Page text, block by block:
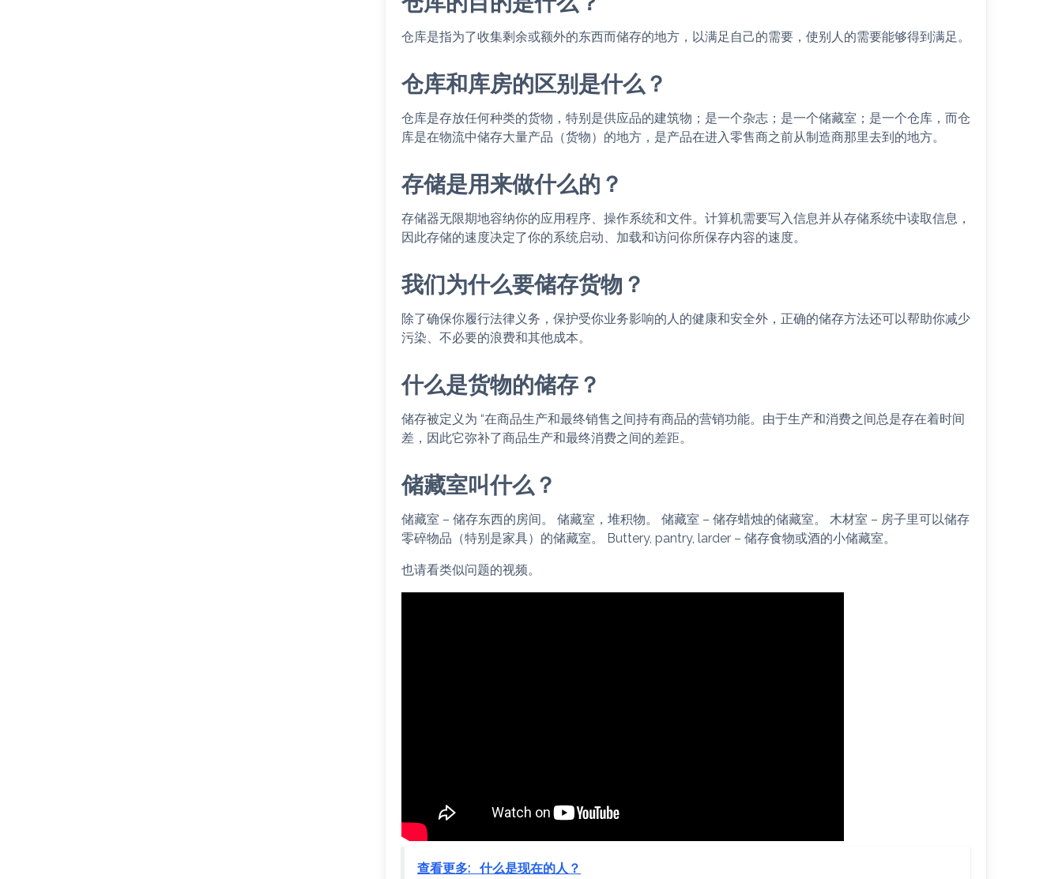
仓库是指为了收集剩余或额外的东西而储存的地方，以满足自己的需要，使别人的需要能够得到满足。
仓库和库房的区别是什么？
仓库是存放任何种类的货物，特别是供应品的建筑物；是一个杂志；是一个储藏室；是一个仓库，而仓
库是在物流中储存大量产品（货物）的地方，是产品在进入零售商之前从制造商那里去到的地方。
存储是用来做什么的？
存储器无限期地容纳你的应用程序、操作系统和文件。计算机需要写入信息并从存储系统中读取信息，
因此存储的速度决定了你的系统启动、加载和访问你所保存内容的速度。
我们为什么要储存货物？
除了确保你履行法律义务，保护受你业务影响的人的健康和安全外，正确的储存方法还可以帮助你减少
污染、不必要的浪费和其他成本。
什么是货物的储存？
储存被定义为 “在商品生产和最终销售之间持有商品的营销功能。由于生产和消费之间总是存在着时间
差，因此它弥补了商品生产和最终消费之间的差距。
储藏室叫什么？
储藏室 – 储存东西的房间。 储藏室，堆积物。 储藏室 – 储存蜡烛的储藏室。 木材室 – 房子里可以储存
零碎物品（特别是家具）的储藏室。 Buttery, pantry, larder – 储存食物或酒的小储藏室。
也请看类似问题的视频。
查看更多: 什么是现在的人？